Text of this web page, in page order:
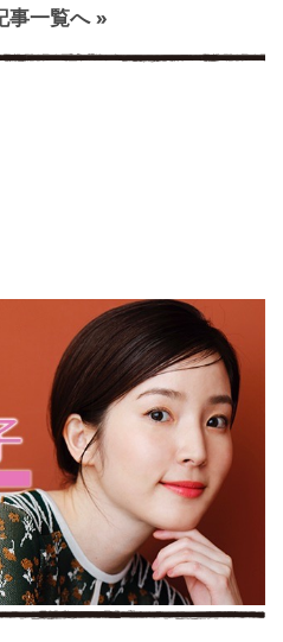
事一覧へ »